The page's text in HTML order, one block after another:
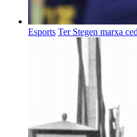
Esports Ter Stegen marxa